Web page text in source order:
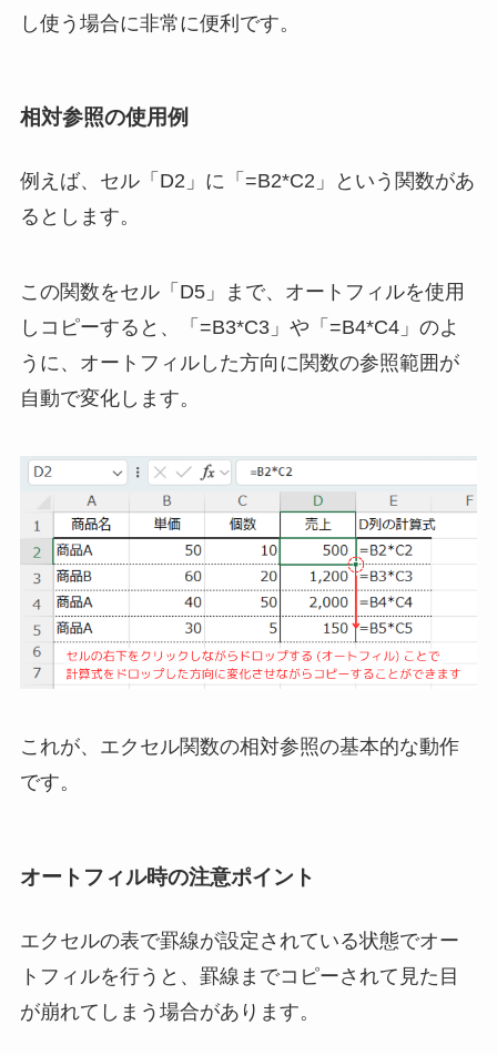
し使う場合に非常に便利です。
相対参照の使用例
例えば、セル「D2」に「=B2*C2」という関数があ
るとします。
この関数をセル「D5」まで、オートフィルを使用
しコピーすると、「=B3*C3」や「=B4*C4」のよ
うに、オートフィルした方向に関数の参照範囲が
自動で変化します。
これが、エクセル関数の相対参照の基本的な動作
です。
オートフィル時の注意ポイント
エクセルの表で罫線が設定されている状態でオー
トフィルを行うと、罫線までコピーされて見た目
が崩れてしまう場合があります。